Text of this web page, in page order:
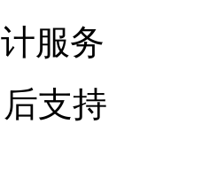
服务
支持